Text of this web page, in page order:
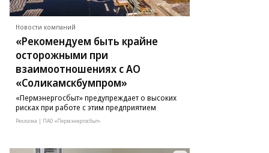
Новости компаний
«Рекомендуем быть крайне
осторожными при
взаимоотношениях с АО
«Соликамскбумпром»
«Пермэнергосбыт» предупреждает о высоких
рисках при работе с этим предприятием
Реклама | ПАО «Пермэнергосбыт»